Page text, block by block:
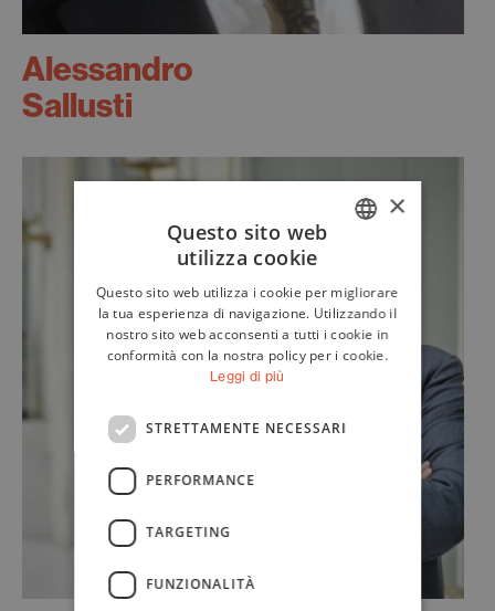
Alessandro
Sallusti
ENGLISH
×
Questo sito web
utilizza cookie
Questo sito web utilizza i cookie per migliorare
la tua esperienza di navigazione. Utilizzando il
nostro sito web acconsenti a tutti i cookie in
conformità con la nostra policy per i cookie.
Leggi di più
STRETTAMENTE NECESSARI
PERFORMANCE
TARGETING
FUNZIONALITÀ